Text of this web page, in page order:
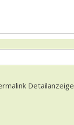
Detailanzeige